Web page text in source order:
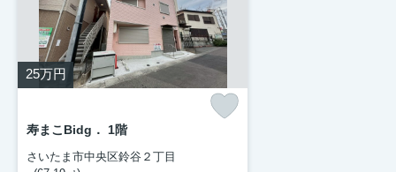
25万円
寿まこBidg． 1階
さいたま市中央区鈴谷２丁目